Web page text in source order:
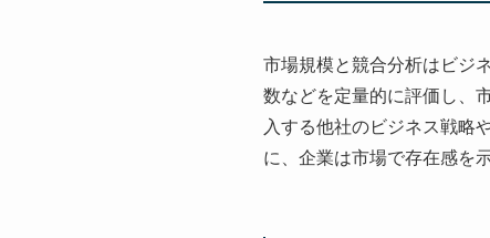
市場規模と競合分析はビジ
数などを定量的に評価し、
入する他社のビジネス戦略
に、企業は市場で存在感を